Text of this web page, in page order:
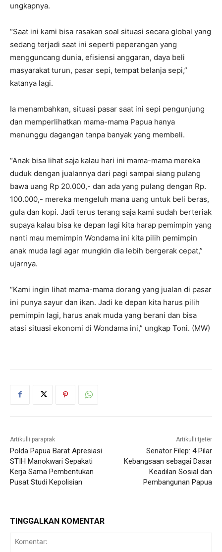
ungkapnya.
“Saat ini kami bisa rasakan soal situasi secara global yang
sedang terjadi saat ini seperti peperangan yang
mengguncang dunia, efisiensi anggaran, daya beli
masyarakat turun, pasar sepi, tempat belanja sepi,”
katanya lagi.
Ia menambahkan, situasi pasar saat ini sepi pengunjung
dan memperlihatkan mama-mama Papua hanya
menunggu dagangan tanpa banyak yang membeli.
“Anak bisa lihat saja kalau hari ini mama-mama mereka
duduk dengan jualannya dari pagi sampai siang pulang
bawa uang Rp 20.000,- dan ada yang pulang dengan Rp.
100.000,- mereka mengeluh mana uang untuk beli beras,
gula dan kopi. Jadi terus terang saja kami sudah berteriak
supaya kalau bisa ke depan lagi kita harap pemimpin yang
nanti mau memimpin Wondama ini kita pilih pemimpin
anak muda lagi agar mungkin dia lebih bergerak cepat,”
ujarnya.
“Kami ingin lihat mama-mama dorang yang jualan di pasar
ini punya sayur dan ikan. Jadi ke depan kita harus pilih
pemimpin lagi, harus anak muda yang berani dan bisa
atasi situasi ekonomi di Wondama ini,” ungkap Toni. (MW)
Artikulli paraprak
Polda Papua Barat Apresiasi
STIH Manokwari Sepakati
Kerja Sama Pembentukan
Pusat Studi Kepolisian
Artikulli tjetër
Senator Filep: 4 Pilar
Kebangsaan sebagai Dasar
Keadilan Sosial dan
Pembangunan Papua
TINGGALKAN KOMENTAR